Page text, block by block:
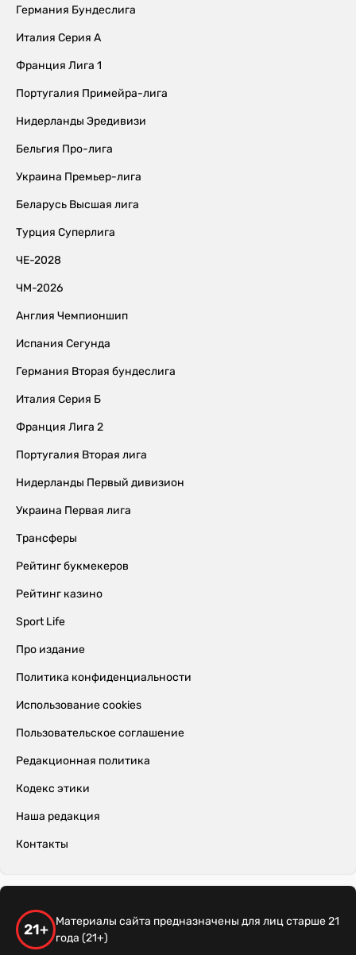
Германия Бундеслига
Италия Серия А
Франция Лига 1
Португалия Примейра-лига
Нидерланды Эредивизи
Бельгия Про-лига
Украина Премьер-лига
Беларусь Высшая лига
Турция Суперлига
ЧЕ-2028
ЧМ-2026
Англия Чемпионшип
Испания Сегунда
Германия Вторая бундеслига
Италия Серия Б
Франция Лига 2
Португалия Вторая лига
Нидерланды Первый дивизион
Украина Первая лига
Трансферы
Рейтинг букмекеров
Рейтинг казино
Sport Life
Про издание
Политика конфиденциальности
Использование cookies
Пользовательское соглашение
Редакционная политика
Кодекс этики
Наша редакция
Контакты
21+
Материалы сайта предназначены для лиц старше 21
года (21+)